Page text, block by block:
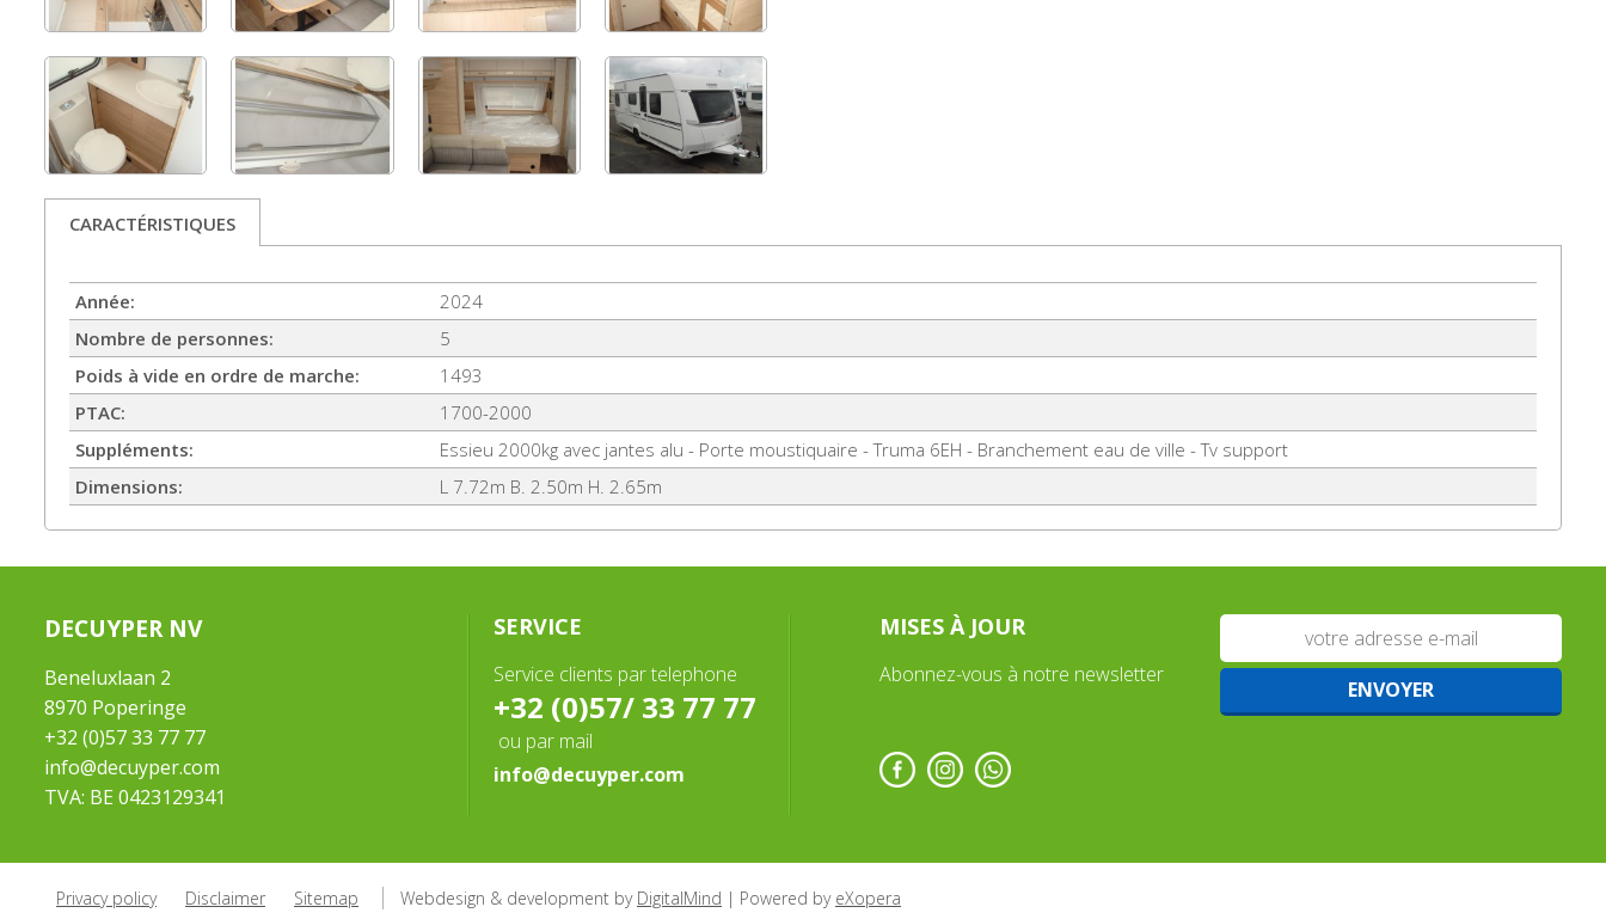
CARACTÉRISTIQUES
Année:
2024
Nombre de personnes:
5
Poids à vide en ordre de marche:
1493
PTAC:
1700-2000
Suppléments:
Essieu 2000kg avec jantes alu - Porte moustiquaire - Truma 6EH - Branchement eau de ville - Tv support
Dimensions:
L 7.72m B. 2.50m H. 2.65m
DECUYPER NV
Beneluxlaan 2
8970 Poperinge
+32 (0)57 33 77 77
info@decuyper.com
TVA: BE 0423129341
SERVICE
Service clients par telephone
+32 (0)57/ 33 77 77
ou par mail
info@decuyper.com
MISES À JOUR
Abonnez-vous à notre newsletter
Privacy policy Disclaimer Sitemap Webdesign & development by DigitalMind | Powered by eXopera